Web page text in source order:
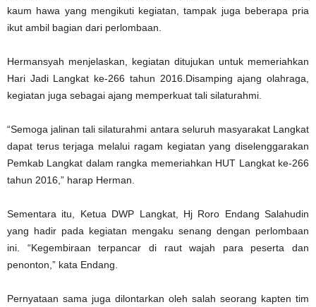
kaum hawa yang mengikuti kegiatan, tampak juga beberapa pria
ikut ambil bagian dari perlombaan.
Hermansyah menjelaskan, kegiatan ditujukan untuk memeriahkan
Hari Jadi Langkat ke-266 tahun 2016.Disamping ajang olahraga,
kegiatan juga sebagai ajang memperkuat tali silaturahmi.
“Semoga jalinan tali silaturahmi antara seluruh masyarakat Langkat
dapat terus terjaga melalui ragam kegiatan yang diselenggarakan
Pemkab Langkat dalam rangka memeriahkan HUT Langkat ke-266
tahun 2016,” harap Herman.
Sementara itu, Ketua DWP Langkat, Hj Roro Endang Salahudin
yang hadir pada kegiatan mengaku senang dengan perlombaan
ini. “Kegembiraan terpancar di raut wajah para peserta dan
penonton,” kata Endang.
Pernyataan sama juga dilontarkan oleh salah seorang kapten tim